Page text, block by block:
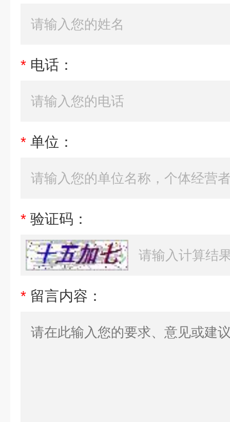
* 电话：
* 单位：
* 验证码：
* 留言内容：